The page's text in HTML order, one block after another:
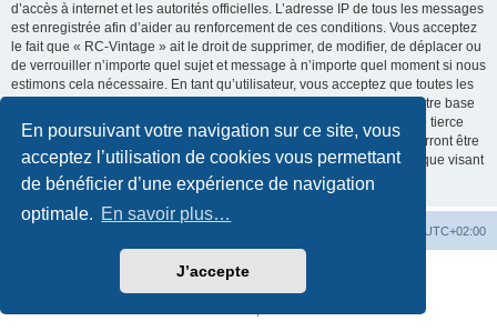
En poursuivant votre navigation sur ce site, vous
acceptez l’utilisation de cookies vous permettant
de bénéficier d’une expérience de navigation
optimale. En savoir plus…
J’accepte
d’accès à internet et les autorités officielles. L’adresse IP de tous les messages
est enregistrée afin d’aider au renforcement de ces conditions. Vous acceptez
le fait que « RC-Vintage » ait le droit de supprimer, de modifier, de déplacer ou
de verrouiller n’importe quel sujet et message à n’importe quel moment si nous
estimons cela nécessaire. En tant qu’utilisateur, vous acceptez que toutes les
informations que vous avez renseignées soient enregistrées dans notre base
de données. Bien que ces informations ne seront pas diffusées à une tierce
partie sans votre consentement, ni « RC-Vintage », ni phpBB, ne pourront être
tenus comme responsables en cas de tentative de piratage informatique visant
à compromettre vos données.
UTC+02:00
phpBB® Forum Software © phpBB Limited
©